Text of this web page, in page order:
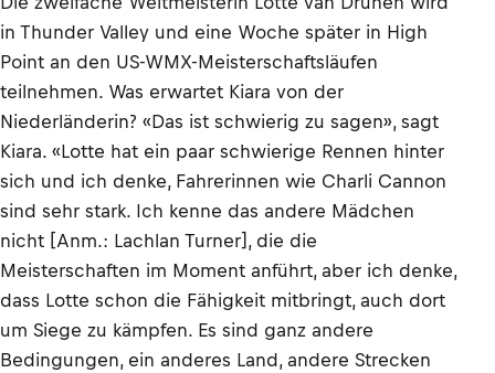
in Thunder Valley und eine Woche später in High
Point an den US-WMX-Meisterschaftsläufen
teilnehmen. Was erwartet Kiara von der
Niederländerin? «Das ist schwierig zu sagen», sagt
Kiara. «Lotte hat ein paar schwierige Rennen hinter
sich und ich denke, Fahrerinnen wie Charli Cannon
sind sehr stark. Ich kenne das andere Mädchen
nicht [Anm.: Lachlan Turner], die die
Meisterschaften im Moment anführt, aber ich denke,
dass Lotte schon die Fähigkeit mitbringt, auch dort
um Siege zu kämpfen. Es sind ganz andere
Bedingungen, ein anderes Land, andere Strecken